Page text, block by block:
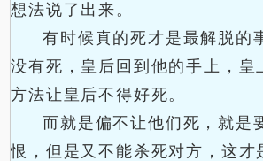
想法说了出来。
有时候真的死才是最解脱的
没有死，皇后回到他的手上，皇
方法让皇后不得好死。
而就是偏不让他们死，就是
恨，但是又不能杀死对方，这才